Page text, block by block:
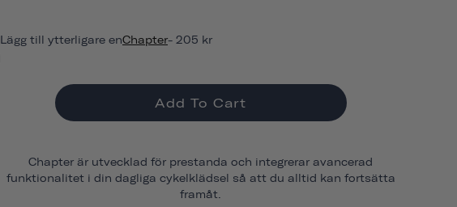
Lägg till ytterligare enChapter- 205 kr
Add To Cart
Chapter är utvecklad för prestanda och integrerar avancerad
funktionalitet i din dagliga cykelklädsel så att du alltid kan fortsätta
framåt.